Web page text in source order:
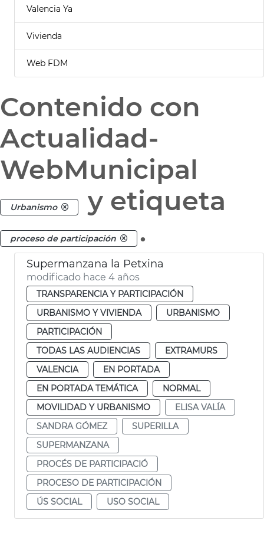
Valencia Ya
Vivienda
Web FDM
Contenido con
Actualidad-
WebMunicipal
Urbanismo y etiqueta
proceso de participación .
Supermanzana la Petxina
modificado hace 4 años
TRANSPARENCIA Y PARTICIPACIÓN
URBANISMO Y VIVIENDA
URBANISMO
PARTICIPACIÓN
TODAS LAS AUDIENCIAS
EXTRAMURS
VALENCIA
EN PORTADA
EN PORTADA TEMÁTICA
NORMAL
MOVILIDAD Y URBANISMO
ELISA VALÍA
SANDRA GÓMEZ
SUPERILLA
SUPERMANZANA
PROCÉS DE PARTICIPACIÓ
PROCESO DE PARTICIPACIÓN
ÚS SOCIAL
USO SOCIAL